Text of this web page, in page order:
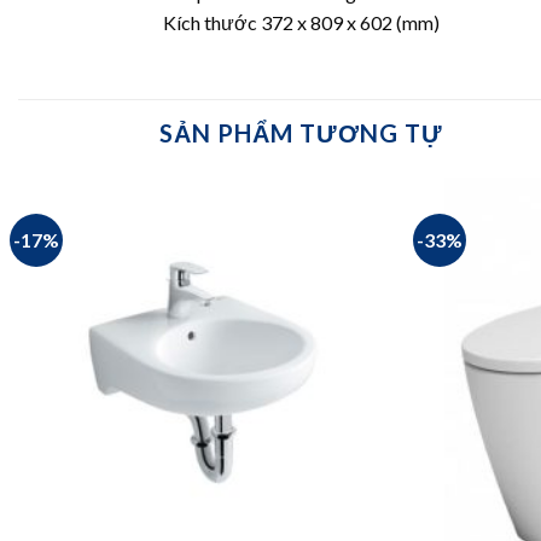
Kích thước 372 x 809 x 602 (mm)
SẢN PHẨM TƯƠNG TỰ
-17% -33%